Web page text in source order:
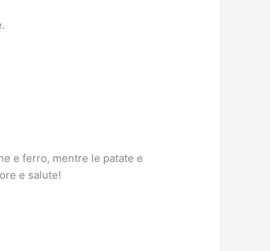
e ferro, mentre le patate e
e salute!